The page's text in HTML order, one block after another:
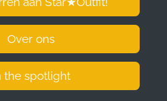
Over ons
the spotlight